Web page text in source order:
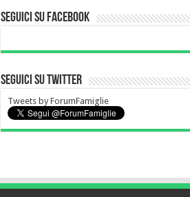
Seguici su Facebook
Seguici su Twitter
Tweets by ForumFamiglie